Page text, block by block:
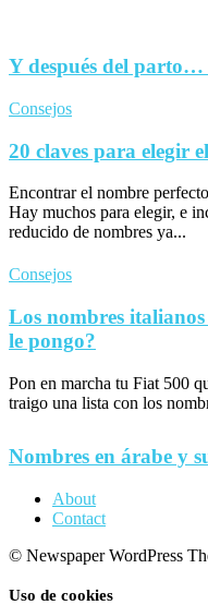
Y después del parto…
Consejos
20 claves para elegir
Encontrar el nombre
Hay muchos para elegir, e
reducido de nombres ya...
Consejos
Los nombres
le pongo?
Pon en marcha tu Fiat 500
traigo una lista con los
Nombres en árabe y
About
Contact
© Newspaper WordPress
Uso de cookies